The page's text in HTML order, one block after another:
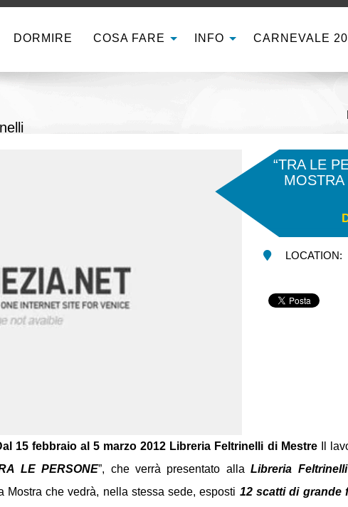
DORMIRE COSA FARE INFO CARNEVALE
“TRA LE
LOCATION:
15 febbraio al 5 marzo 2012 Libreria Feltrinelli di MestreIl
LE PERSONE”, che verrà presentato allaLibreria
Mostra che vedrà, nella stessa sede, esposti 12 scatti di grande